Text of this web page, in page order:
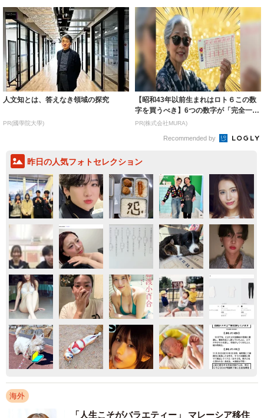
人文知とは、答えなき領域の探究
PR(國學院大學)
【昭和43年以前生まれはロト６この数
字を買うべき】6つの数字が「完全一
致」する方...
PR(株式会社MURA)
Recommended by
昨日の人気フォトセレクション
海外
「人生こそがバラエティー」 マレーシア移住